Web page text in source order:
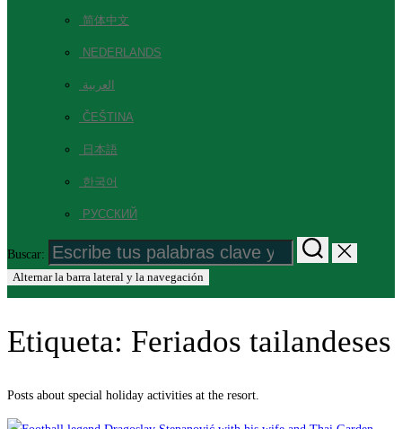
简体中文
NEDERLANDS
العربية
ČEŠTINA
日本語
한국어
РУССКИЙ
Buscar:
Alternar la barra lateral y la navegación
Etiqueta: Feriados tailandeses
Posts about special holiday activities at the resort.